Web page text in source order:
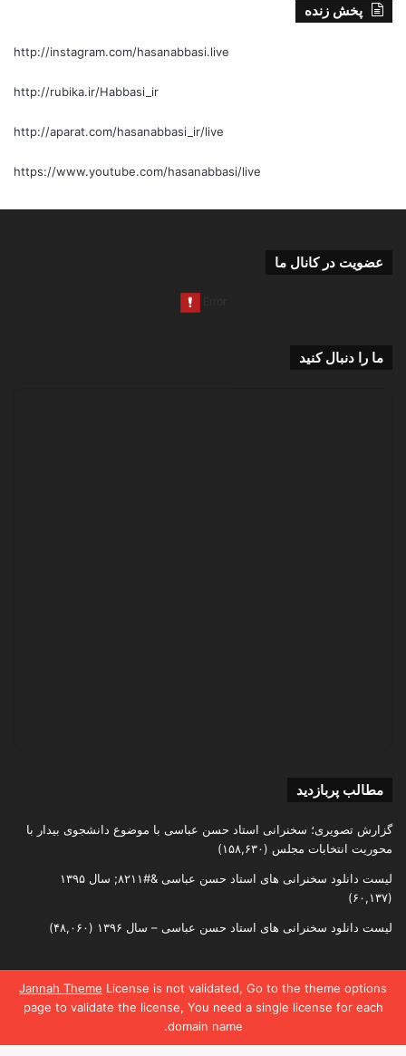
Jannah Theme License is not validated, Go to the theme options
page to validate the license, You need a single license for each
domain name.
پخش زنده
http://instagram.com/hasanabbasi.live
http://rubika.ir/Habbasi_ir
http://aparat.com/hasanabbasi_ir/live
https://www.youtube.com/hasanabbasi/live
عضویت در کانال ما
ما را دنبال کنید
مطالب پربازدید
گزارش تصویری؛ سخنرانی استاد حسن عباسی با موضوع دانشجوی بیدار با
محوریت انتخابات مجلس (۱۵۸,۶۳۰)
لیست دانلود سخنرانی های استاد حسن عباسی &#۸۲۱۱; سال ۱۳۹۵
(۶۰,۱۳۷)
لیست دانلود سخنرانی های استاد حسن عباسی – سال ۱۳۹۶ (۴۸,۰۶۰)
تمامی حقوق متعلق به اندیشکده یقین است
فیس بوک X واتس آپ تلگرام